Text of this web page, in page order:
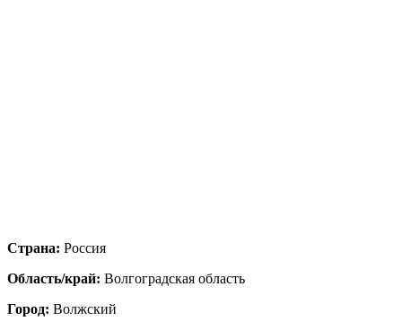
Страна: Россия
Область/край: Волгоградская область
Город: Волжский